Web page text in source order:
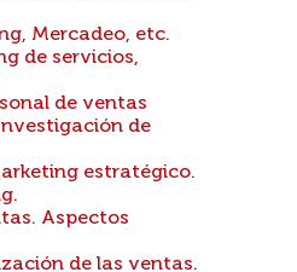
Mercadeo, etc.
de servicios,
de ventas
de
estratégico.
Aspectos
de las ventas.